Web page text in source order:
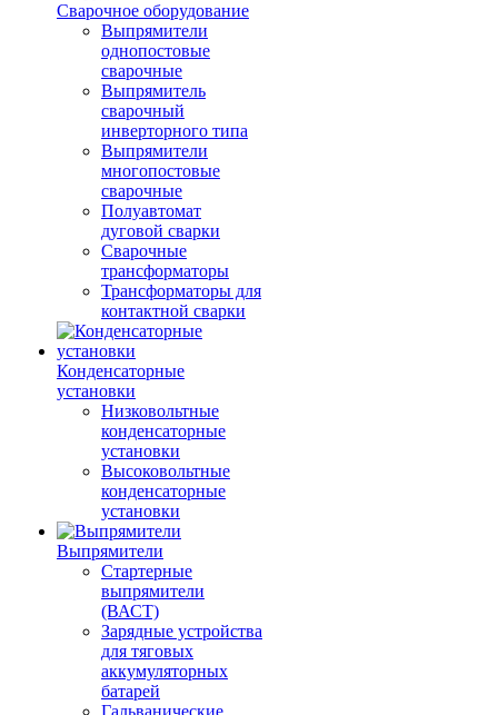
Сварочное оборудование
Выпрямители
однопостовые
сварочные
Выпрямитель
сварочный
инверторного типа
Выпрямители
многопостовые
сварочные
Полуавтомат
дуговой сварки
Сварочные
трансформаторы
Трансформаторы для
контактной сварки
Конденсаторные
установки
Низковольтные
конденсаторные
установки
Высоковольтные
конденсаторные
установки
Выпрямители
Стартерные
выпрямители
(ВАСТ)
Зарядные устройства
для тяговых
аккумуляторных
батарей
Гальванические